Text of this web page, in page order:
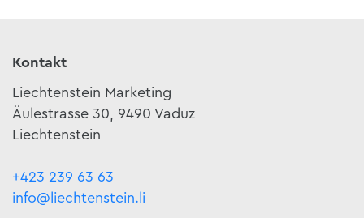
Kontakt
Liechtenstein Marketing
Äulestrasse 30, 9490 Vaduz
Liechtenstein
+423 239 63 63
info@liechtenstein.li